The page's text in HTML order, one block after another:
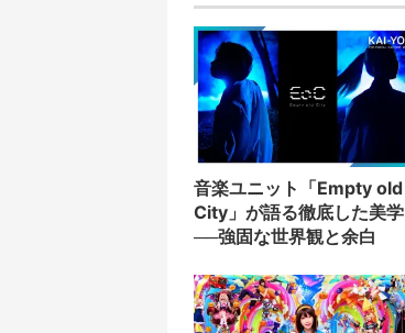
音楽ユニット「Empty old
City」が語る徹底した美学
──強固な世界観と余白